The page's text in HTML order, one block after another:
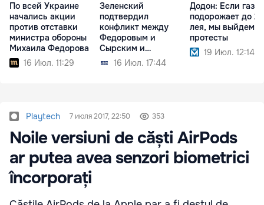
По всей Украине
начались акции
против отставки
министра обороны
Михаила Федорова
16 Июл. 11:29
Зеленский
подтвердил
конфликт между
Федоровым и
Сырским и
прокомментировал
протесты
16 Июл. 17:44
Додон: Если газ
подорожает до 21
лея, мы выйдем
протесты
19 Июл. 12:14
Playtech 7 июля 2017, 22:50 353
Noile versiuni de căști AirPods
ar putea avea senzori biometrici
încorporați